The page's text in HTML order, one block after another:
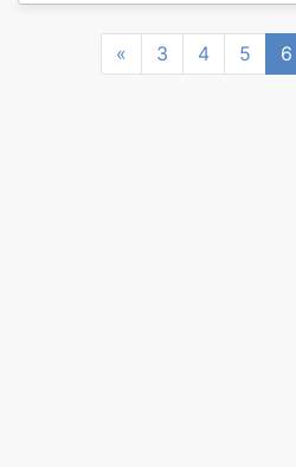
« Previous
3 4 5 6